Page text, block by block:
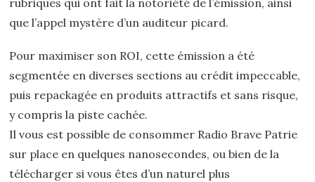
que l’appel mystère d’un auditeur picard.
Pour maximiser son ROI, cette émission a été
segmentée en diverses sections au crédit impeccable,
puis repackagée en produits attractifs et sans risque,
y compris la piste cachée.
Il vous est possible de consommer Radio Brave Patrie
sur place en quelques nanosecondes, ou bien de la
télécharger si vous êtes d’un naturel plus